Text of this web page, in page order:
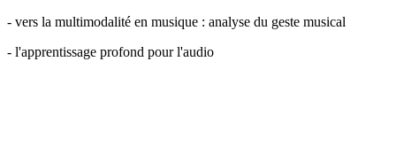
- vers la multimodalité en musique : analyse du geste musical
- l'apprentissage profond pour l'audio